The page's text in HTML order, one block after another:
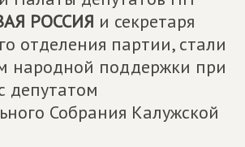
РОССИЯ и секретаря
отделения партии, стали
народной поддержки при
депутатом
Собрания Калужской